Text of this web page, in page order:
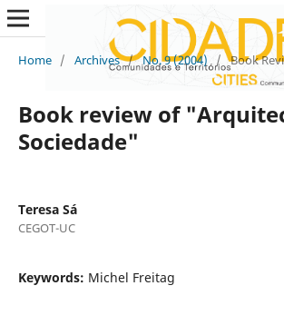
Home / Archives / No. 9 (2004) / Book
Book review of
Sociedade"
Teresa Sá
CEGOT-UC
Keywords: Michel Freitag